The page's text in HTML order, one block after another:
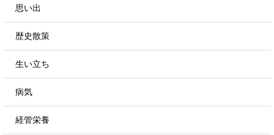
思い出
歴史散策
生い立ち
病気
経管栄養